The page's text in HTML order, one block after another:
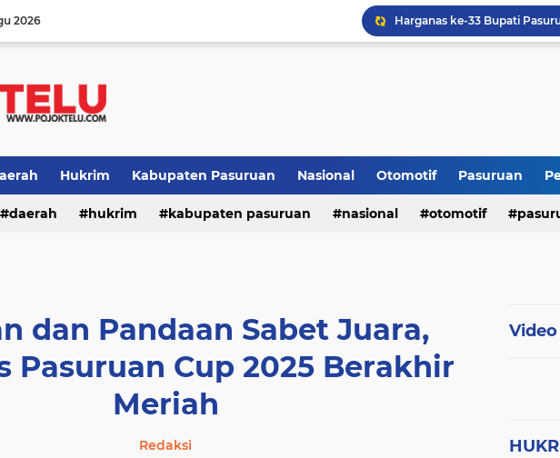
2026
Hukrim Kabupaten Pasuruan Nasional Otomotif Pasuruan
TNI-POLRI
daerah hukrim kabupaten pasuruan nasional otomotif
dan Pandaan Sabet Juara,
Pasuruan Cup 2025 Berakhir
Meriah
Redaksi